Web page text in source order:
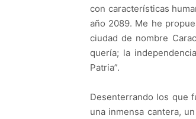
con características
año 2089. Me he
ciudad de nombre
quería; la
Patria”.
Desenterrando los que
una inmensa cantera,